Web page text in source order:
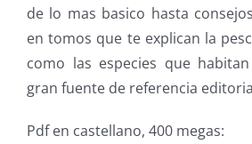
de lo mas basico hasta
en tomos que te explican la
como las especies que
gran fuente de referencia
Pdf en castellano, 400 megas: